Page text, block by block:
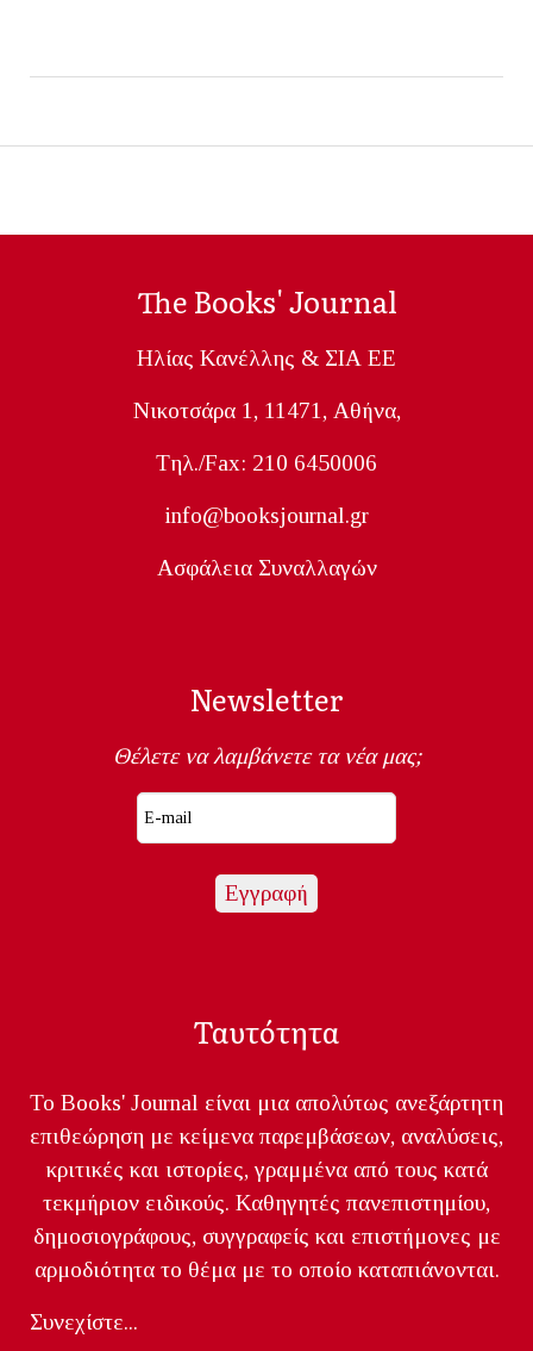
The Books' Journal
Ηλίας Κανέλλης & ΣΙΑ ΕΕ
Nικοτσάρα 1, 11471, Aθήνα,
Tηλ./Fax: 210 6450006
info@booksjournal.gr
Ασφάλεια Συναλλαγών
Newsletter
Θέλετε να λαμβάνετε τα νέα μας;
Ταυτότητα
Το Books' Journal είναι μια απολύτως ανεξάρτητη
επιθεώρηση με κείμενα παρεμβάσεων, αναλύσεις,
κριτικές και ιστορίες, γραμμένα από τους κατά
τεκμήριον ειδικούς. Καθηγητές πανεπιστημίου,
δημοσιογράφους, συγγραφείς και επιστήμονες με
αρμοδιότητα το θέμα με το οποίο καταπιάνονται.
Συνεχίστε...